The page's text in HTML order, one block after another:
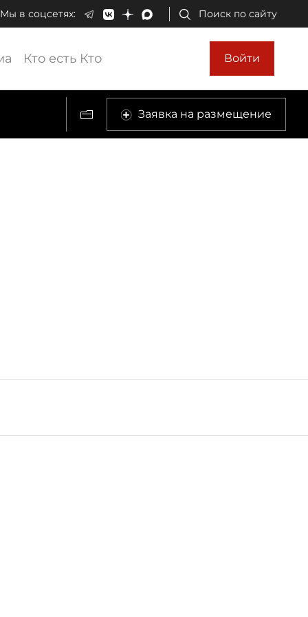
Мы в соцсетях: Поиск по сайту
Кто есть Кто Войти
Заявка на размещение